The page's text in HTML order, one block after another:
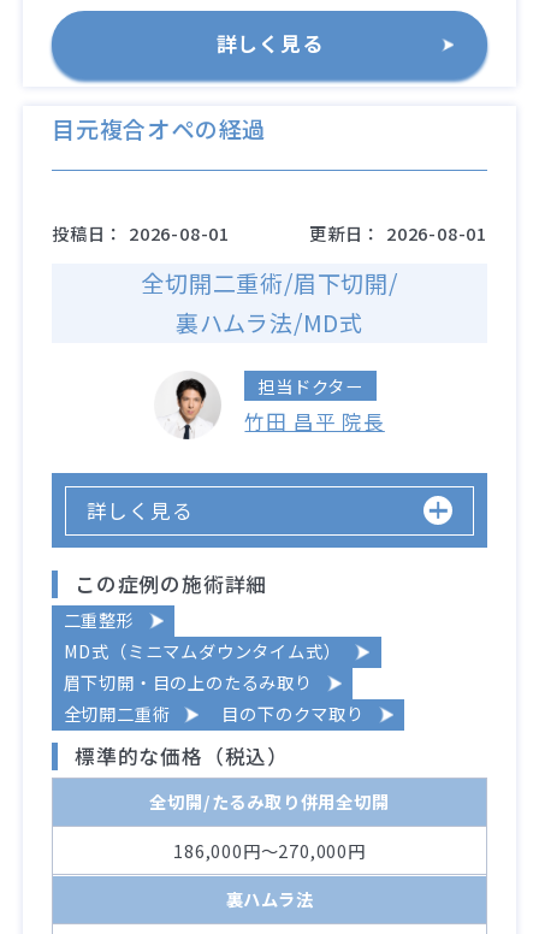
詳しく見る
目元複合オペの経過
投稿日： 2026-08-01 更新日： 2026-08-01
全切開二重術/眉下切開/
裏ハムラ法/MD式
担当ドクター
竹田 昌平 院長
詳しく見る
この症例の施術詳細
二重整形
MD式（ミニマムダウンタイム式）
眉下切開・目の上のたるみ取り
全切開二重術
目の下のクマ取り
標準的な価格（税込）
全切開/たるみ取り併用全切開
186,000円～270,000円
裏ハムラ法